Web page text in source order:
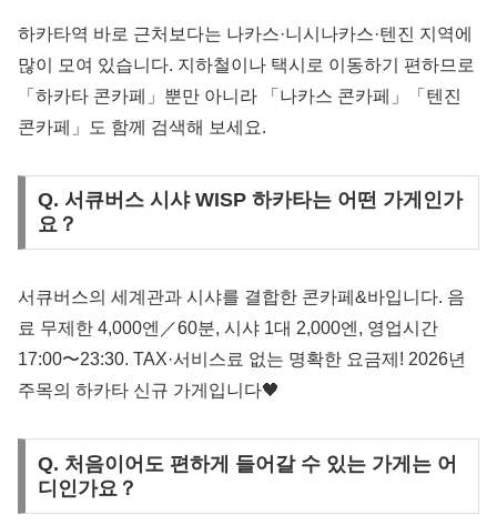
하카타역 바로 근처보다는 나카스·니시나카스·텐진 지역에
많이 모여 있습니다. 지하철이나 택시로 이동하기 편하므로
「하카타 콘카페」뿐만 아니라 「나카스 콘카페」「텐진
콘카페」도 함께 검색해 보세요.
Q. 서큐버스 시샤 WISP 하카타는 어떤 가게인가
요？
서큐버스의 세계관과 시샤를 결합한 콘카페&바입니다. 음
료 무제한 4,000엔／60분, 시샤 1대 2,000엔, 영업시간
17:00〜23:30. TAX·서비스료 없는 명확한 요금제! 2026년
주목의 하카타 신규 가게입니다🖤
Q. 처음이어도 편하게 들어갈 수 있는 가게는 어
디인가요？